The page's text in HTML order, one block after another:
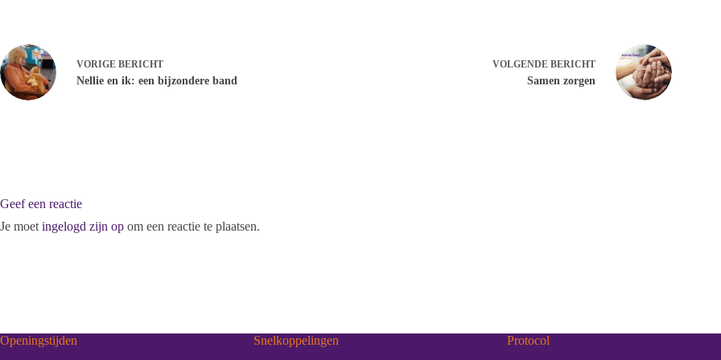
VORIGE BERICHT
Nellie en ik: een bijzondere band
VOLGENDE BERICHT
Samen zorgen
Geef een reactie
Je moet ingelogd zijn op om een reactie te plaatsen.
Openingstijden
Snelkoppelingen
Protocol